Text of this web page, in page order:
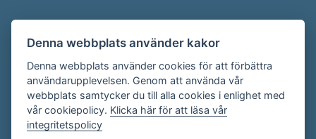
Evenemangskalendern presenteras av
Destination Gotland påvisitgotland.se.
Har du frågor om evenemangskalendern? Mejla oss på
evenemang@visitgotland.se.
Cookies
Denna webbplats använder kakor
Denna webbplats använder cookies för att förbättra
användarupplevelsen. Genom att använda vår
webbplats samtycker du till alla cookies i enlighet med
vår cookiepolicy. Klicka här för att läsa vår
integritetspolicy